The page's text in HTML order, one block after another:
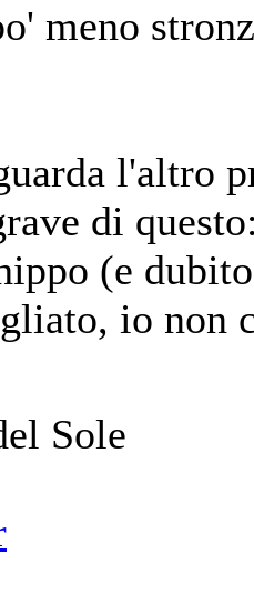
meno
l'altro
di
(e
io non
Sole